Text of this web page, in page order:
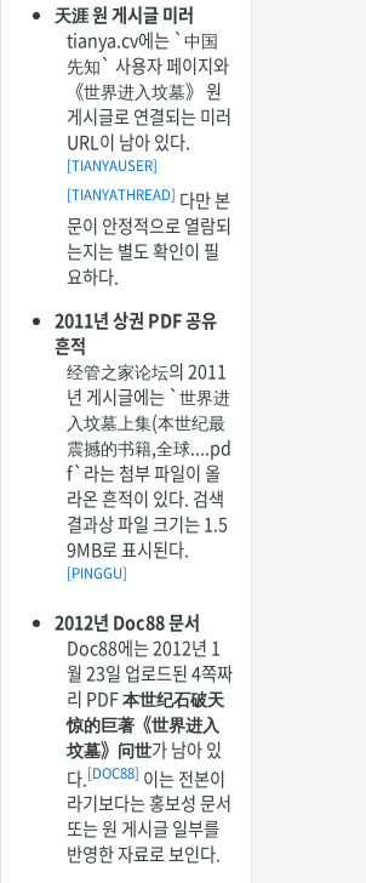
天涯 원 게시글 미러
tianya.cv에는 `中国
先知` 사용자 페이지와
《世界进入坟墓》 원
게시글로 연결되는 미러
URL이 남아 있다.
[TIANYAUSER]
[TIANYATHREAD] 다만 본
문이 안정적으로 열람되
는지는 별도 확인이 필
요하다.
2011년 상권 PDF 공유
흔적
经管之家论坛의 2011
년 게시글에는 `世界进
入坟墓上集(本世纪最
震撼的书籍,全球....pd
f`라는 첨부 파일이 올
라온 흔적이 있다. 검색
결과상 파일 크기는 1.5
9MB로 표시된다.
[PINGGU]
2012년 Doc88 문서
Doc88에는 2012년 1
월 23일 업로드된 4쪽짜
리 PDF本世纪石破天
惊的巨著《世界进入
坟墓》问世가 남아 있
다.[DOC88] 이는 전본이
라기보다는 홍보성 문서
또는 원 게시글 일부를
반영한 자료로 보인다.